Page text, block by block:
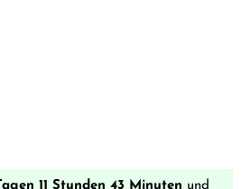
Sternen
11 Stunden 43 Minuten und